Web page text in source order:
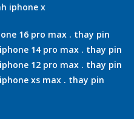
iphone x
16 pro max . thay pin
14 pro max . thay pin
12 pro max . thay pin
xs max . thay pin